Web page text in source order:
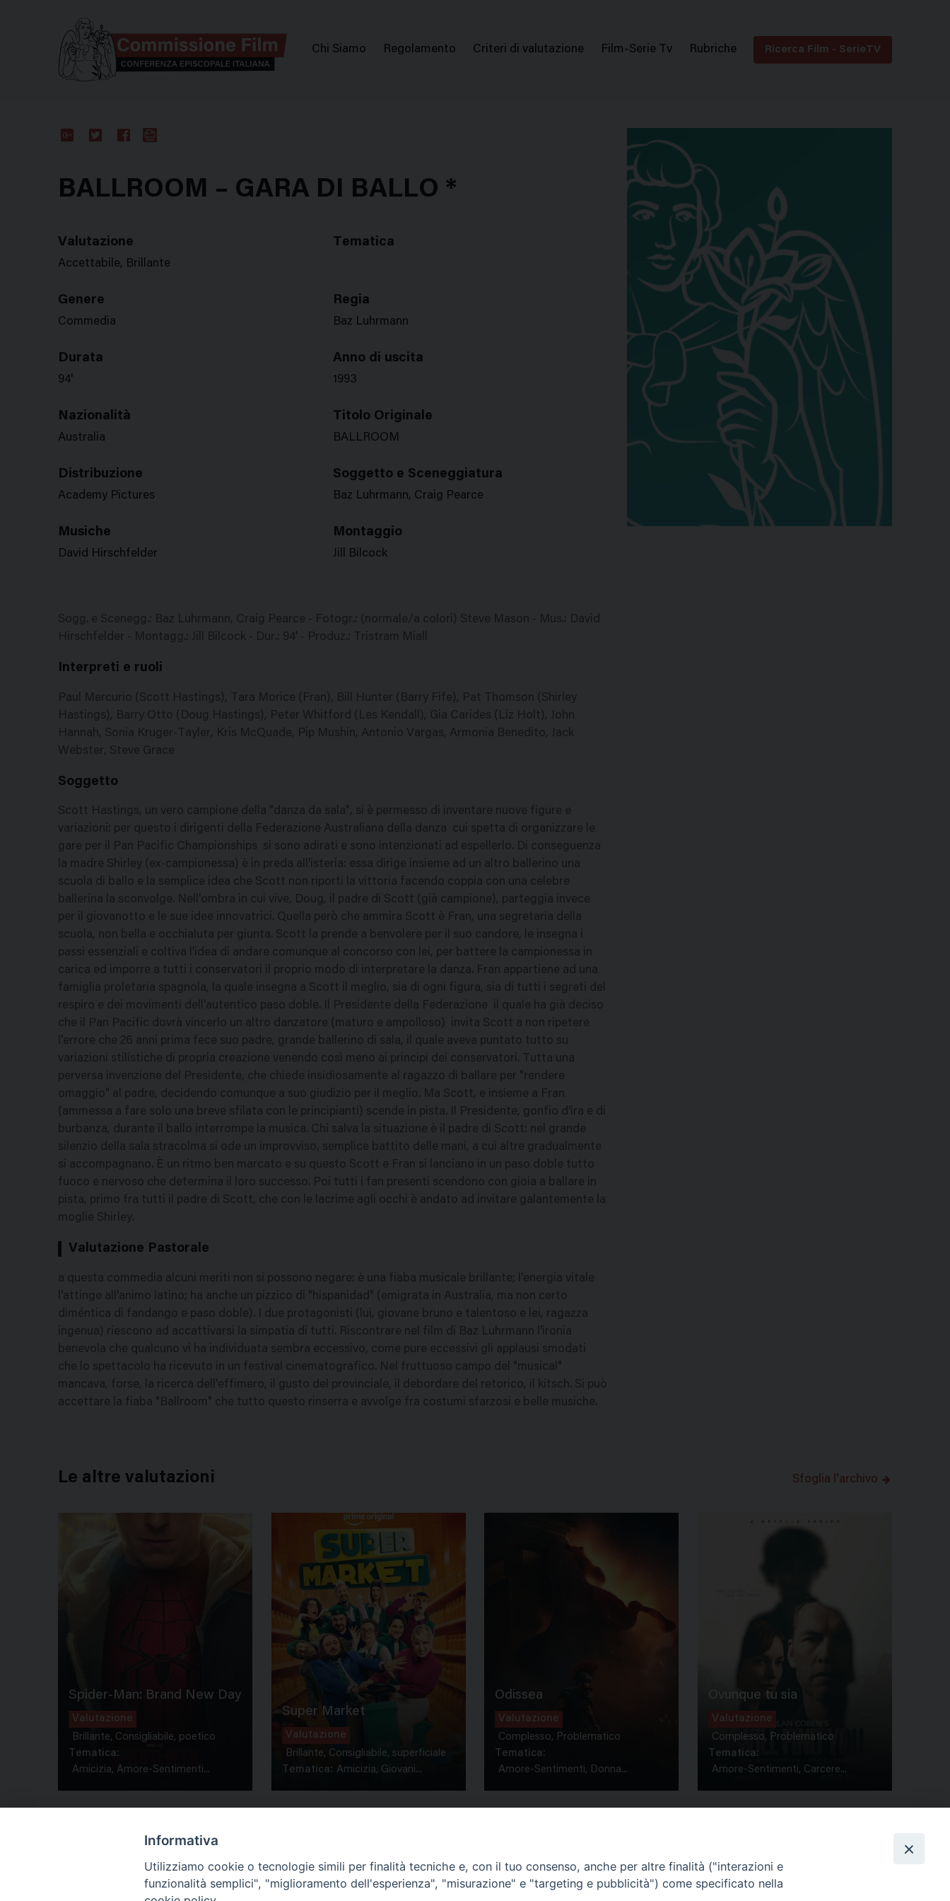
Menu
Chi Siamo Regolamento Criteri di valutazione Film-Serie Tv Rubriche Ricerca Film - SerieTV
BALLROOM – GARA DI BALLO *
Valutazione
Accettabile, Brillante
Tematica
Genere
Commedia
Regia
Baz Luhrmann
Durata
94'
Anno di uscita
1993
Nazionalità
Australia
Titolo Originale
BALLROOM
Distribuzione
Academy Pictures
Soggetto e Sceneggiatura
Baz Luhrmann, Craig Pearce
Musiche
David Hirschfelder
Montaggio
Jill Bilcock
Sogg. e Scenegg.: Baz Luhrmann, Craig Pearce - Fotogr.: (normale/a colori) Steve Mason - Mus.: David
Hirschfelder - Montagg.: Jill Bilcock - Dur.: 94' - Produz.: Tristram Miall
Interpreti e ruoli
Paul Mercurio (Scott Hastings), Tara Morice (Fran), Bill Hunter (Barry Fife), Pat Thomson (Shirley
Hastings), Barry Otto (Doug Hastings), Peter Whitford (Les Kendall), Gia Carides (Liz Holt), John
Hannah, Sonia Kruger-Tayler, Kris McQuade, Pip Mushin, Antonio Vargas, Armonia Benedito, Jack
Webster, Steve Grace
Soggetto
Scott Hastings, un vero campione della "danza da sala", si è permesso di inventare nuove figure e
variazioni: per questo i dirigenti della Federazione Australiana della danza  cui spetta di organizzare le
gare per il Pan Pacific Championships  si sono adirati e sono intenzionati ad espellerlo. Di conseguenza
la madre Shirley (ex-campionessa) è in preda all'isteria: essa dirige insieme ad un altro ballerino una
scuola di ballo e la semplice idea che Scott non riporti la vittoria facendo coppia con una celebre
ballerina la sconvolge. Nell'ombra in cui vive, Doug, il padre di Scott (già campione), parteggia invece
per il giovanotto e le sue idee innovatrici. Quella però che ammira Scott è Fran, una segretaria della
scuola, non bella e occhialuta per giunta. Scott la prende a benvolere per il suo candore, le insegna i
passi essenziali e coltiva l'idea di andare comunque al concorso con lei, per battere la campionessa in
carica ed imporre a tutti i conservatori il proprio modo di interpretare la danza. Fran appartiene ad una
famiglia proletaria spagnola, la quale insegna a Scott il meglio, sia di ogni figura, sia di tutti i segreti del
respiro e dei movimenti dell'autentico paso doble. Il Presidente della Federazione  il quale ha già deciso
che il Pan Pacific dovrà vincerlo un altro danzatore (maturo e ampolloso)  invita Scott a non ripetere
l'errore che 26 anni prima fece suo padre, grande ballerino di sala, il quale aveva puntato tutto su
variazioni stilistiche di propria creazione venendo così meno ai principi dei conservatori. Tutta una
perversa invenzione del Presidente, che chiede insidiosamente al ragazzo di ballare per "rendere
omaggio" al padre, decidendo comunque a suo giudizio per il meglio. Ma Scott, e insieme a Fran
(ammessa a fare solo una breve sfilata con le principianti) scende in pista. Il Presidente, gonfio d'ira e di
burbanza, durante il ballo interrompe la musica. Chi salva la situazione è il padre di Scott: nel grande
silenzio della sala stracolma si ode un improvviso, semplice battito delle mani, a cui altre gradualmente
si accompagnano. È un ritmo ben marcato e su questo Scott e Fran si lanciano in un paso doble tutto
fuoco e nervoso che determina il loro successo. Poi tutti i fan presenti scendono con gioia a ballare in
pista, primo fra tutti il padre di Scott, che con le lacrime agli occhi è andato ad invitare galantemente la
moglie Shirley.
Valutazione Pastorale
a questa commedia alcuni meriti non si possono negare: è una fiaba musicale brillante; l'energia vitale
l'attinge all'animo latino; ha anche un pizzico di "hispanidad" (emigrata in Australia, ma non certo
diméntica di fandango e paso doble). I due protagonisti (lui, giovane bruno e talentoso e lei, ragazza
ingenua) riescono ad accattivarsi la simpatia di tutti. Riscontrare nel film di Baz Luhrmann l'ironia
benevola che qualcuno vi ha individuata sembra eccessivo, come pure eccessivi gli applausi smodati
che lo spettacolo ha ricevuto in un festival cinematografico. Nel fruttuoso campo del "musical"
mancava, forse, la ricerca dell'effimero, il gusto del provinciale, il debordare del retorico, il kitsch. Si può
accettare la fiaba "Ballroom" che tutto questo rinserra e avvolge fra costumi sfarzosi e belle musiche.
Le altre valutazioni Sfoglia l'archivo
Spider-Man: Brand New Day
Valutazione
Brillante, Consigliabile, poetico
Tematica:
Amicizia, Amore-Sentimenti...
Super Market
Valutazione
Brillante, Consigliabile, superficiale
Tematica: Amicizia, Giovani...
Odissea
Valutazione
Complesso, Problematico
Tematica:
Amore-Sentimenti, Donna...
Ovunque tu sia
Valutazione
Complesso, Problematico
Tematica:
Amore-Sentimenti, Carcere...
Contatti & Info
Informativa
Utilizziamo cookie o tecnologie simili per finalità tecniche e, con il tuo consenso, anche per altre finalità ("interazioni e
funzionalità semplici", "miglioramento dell'esperienza", "misurazione" e "targeting e pubblicità") come specificato nella